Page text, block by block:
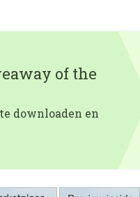
of the
downloaden en